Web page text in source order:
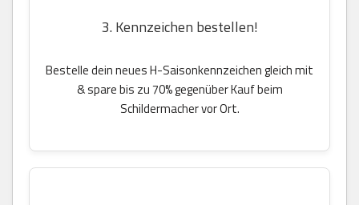
3. Kennzeichen bestellen!
Bestelle dein neues H-Saisonkennzeichen gleich mit
& spare bis zu 70% gegenüber Kauf beim
Schildermacher vor Ort.